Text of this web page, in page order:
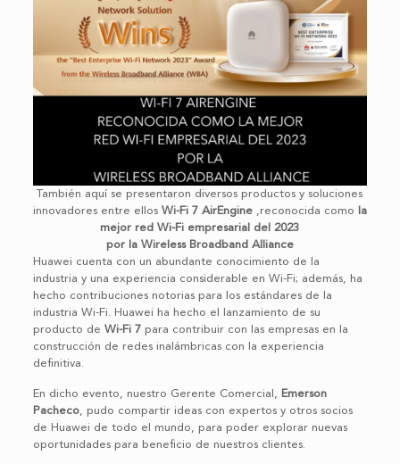
También aquí se presentaron diversos productos y soluciones
innovadores entre ellos Wi-Fi 7 AirEngine,reconocida como
la
mejor red Wi-Fi empresarial del 2023
por la Wireless Broadband Alliance
Huawei cuenta con un abundante conocimiento de la
industria y una experiencia considerable en Wi-Fi; además, ha
hecho contribuciones notorias para los estándares de la
industria Wi-Fi. Huawei ha hecho el lanzamiento de su
producto de Wi-Fi 7para contribuir con las empresas en la
construcción de redes inalámbricas con la experiencia
definitiva.
En dicho evento, nuestro Gerente Comercial, Emerson
Pacheco, pudo compartir ideas con expertos y otros socios
de Huawei de todo el mundo, para poder explorar nuevas
oportunidades para beneficio de nuestros clientes.